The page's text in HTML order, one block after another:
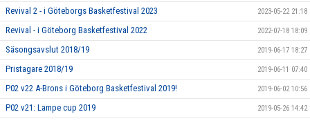
Revival 2 - i Göteborgs Basketfestival 2023 2023-05-22 21:18
Revival - i Göteborg Basketfestival 2022 2022-07-18 18:09
Säsongsavslut 2018/19 2019-06-17 18:27
Pristagare 2018/19 2019-06-11 07:40
P02 v22 A-Brons i Göteborg Basketfestival 2019! 2019-06-02 10:56
P02 v21: Lampe cup 2019 2019-05-26 14:42